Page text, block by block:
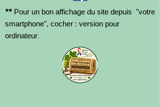
** Pour un bon affichage du site depuis "votre
smartphone", cocher : version pour
ordinateur.